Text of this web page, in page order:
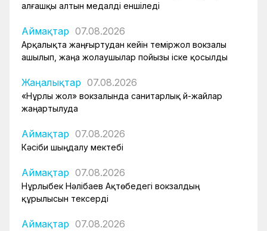
алғашқы алтын медалді еншіледі
Аймақтар 07.08.2026
Арқалықта жаңғыртудан кейін теміржол вокзалы
ашылып, жаңа жолаушылар пойызы іске қосылды
Жаңалықтар 07.08.2026
«Нұрлы жол» вокзалында санитарлық үй-жайлар
жаңартылуда
Аймақтар 07.08.2026
Кәсіби шыңдалу мектебі
Аймақтар 07.08.2026
Нұрлыбек Нәлібаев Ақтөбедегі вокзалдың
құрылысын тексерді
Аймақтар 07.08.2026